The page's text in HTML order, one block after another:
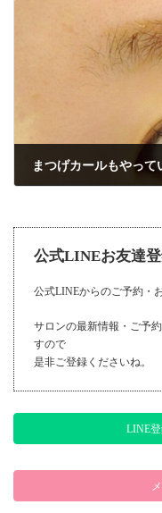
まつげカールもやって
公式LINEお友達
公式LINEからのご予約・
サロンの最新情報・ご予
すので
是非ご登録くださいね。
LINE